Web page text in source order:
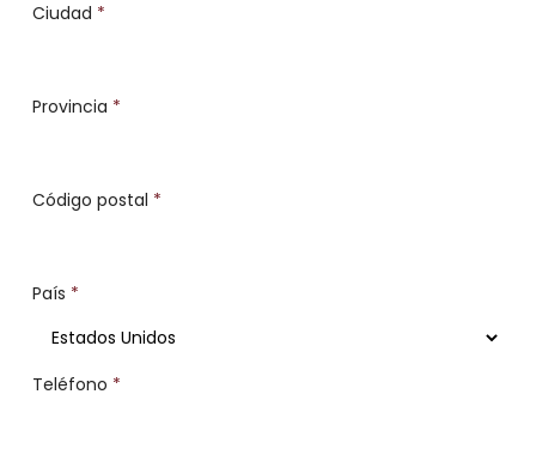
Ciudad *
Provincia *
Código postal *
País *
Teléfono *